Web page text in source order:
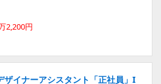
2,200円
ザイナーアシスタント「正社員」I